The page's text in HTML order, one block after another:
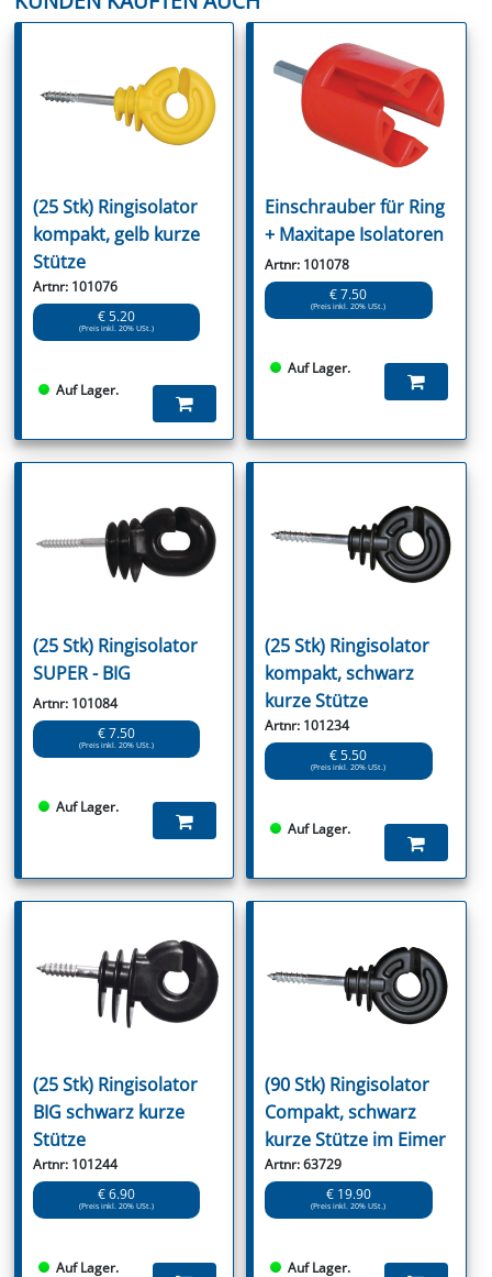
(25 Stk) Ringisolator
kompakt, gelb kurze
Stütze
Artnr: 101076
€ 5.20
(Preis inkl. 20% USt.)
Auf Lager.
Einschrauber für Ring
+ Maxitape Isolatoren
Artnr: 101078
€ 7.50
(Preis inkl. 20% USt.)
Auf Lager.
(25 Stk) Ringisolator
SUPER - BIG
Artnr: 101084
€ 7.50
(Preis inkl. 20% USt.)
Auf Lager.
(25 Stk) Ringisolator
kompakt, schwarz
kurze Stütze
Artnr: 101234
€ 5.50
(Preis inkl. 20% USt.)
Auf Lager.
(25 Stk) Ringisolator
BIG schwarz kurze
Stütze
Artnr: 101244
€ 6.90
(Preis inkl. 20% USt.)
Auf Lager.
(90 Stk) Ringisolator
Compakt, schwarz
kurze Stütze im Eimer
Artnr: 63729
€ 19.90
(Preis inkl. 20% USt.)
Auf Lager.